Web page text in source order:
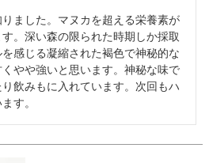
ました。マヌカを超える栄養素が
。深い森の限られた時期しか採取
感じる凝縮された褐色で神秘的な
やや強いと思います。神秘な味で
飲みもに入れています。次回もハ
す。